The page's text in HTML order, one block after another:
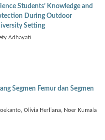
Students’ Knowledge and
During Outdoor
Setting
Adhayati
Segmen Femur dan Segmen
Olivia Herliana, Noer Kumala